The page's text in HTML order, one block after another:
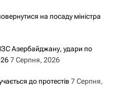
на посаду міністра
Азербайджану, удари по
7 Серпня, 2026
до протестів 7 Серпня,